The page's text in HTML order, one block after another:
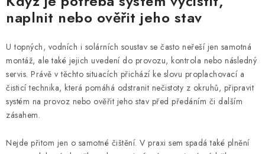
l
á
d
a
c
í
p
r
v
naplnit nebo ověřit jeho stav
U topných, vodních i solárních soustav se často neřeší jen samotná
montáž, ale také jejich uvedení do provozu, kontrola nebo následný
servis. Právě v těchto situacích přichází ke slovu proplachovací a
čisticí technika, která pomáhá odstranit nečistoty z okruhů, připravit
systém na provoz nebo ověřit jeho stav před předáním či dalším
zásahem.
Nejde přitom jen o samotné čištění. V praxi sem spadá také plnění